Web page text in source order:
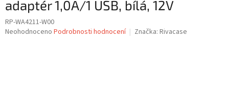
adaptér 1,0A/1 USB, bílá, 12V
RP-WA4211-W00
Průměrné
Neohodnoceno Podrobnosti hodnocení Značka: Rivacase